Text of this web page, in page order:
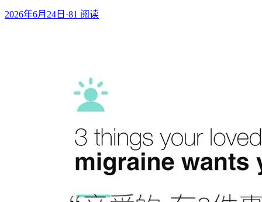
2026年6月24日 ·81 阅读